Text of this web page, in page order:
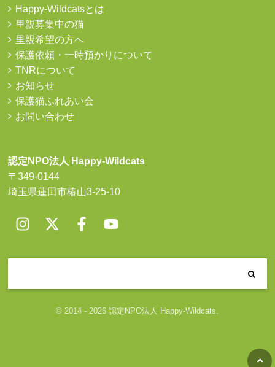
Happy-Wildcatsとは
里親募集中の猫
里親希望の方へ
保護依頼・一時預かりについて
TNRについて
お知らせ
保護猫ふれあい会
お問い合わせ
認定NPO法人 Happy-Wildcats
〒349-0144
埼玉県蓮田市椿山3-25-10
© 2014 - 2026 認定NPO法人 Happy-Wildcats.